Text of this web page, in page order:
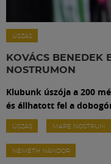
ÚSZÁS
KOVÁCS BENEDEK
NOSTRUMON
Klubunk úszója a 200
és állhatott fel a
ÚSZÁS MARE NOSTRUM
NÉMETH NÁNDOR
Labdarúgás
Meccscenter
Klub